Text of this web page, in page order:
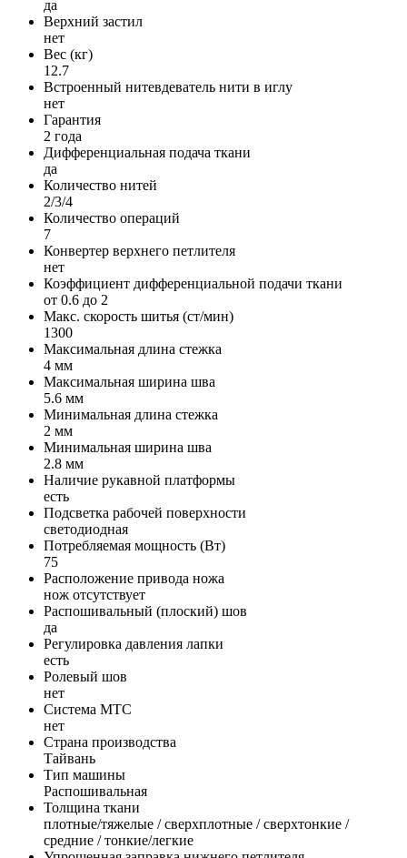
да
Верхний застил
нет
Вес (кг)
12.7
Встроенный нитевдеватель нити в иглу
нет
Гарантия
2 года
Дифференциальная подача ткани
да
Количество нитей
2/3/4
Количество операций
7
Конвертер верхнего петлителя
нет
Коэффициент дифференциальной подачи ткани
от 0.6 до 2
Макс. скорость шитья (ст/мин)
1300
Максимальная длина стежка
4 мм
Максимальная ширина шва
5.6 мм
Минимальная длина стежка
2 мм
Минимальная ширина шва
2.8 мм
Наличие рукавной платформы
есть
Подсветка рабочей поверхности
светодиодная
Потребляемая мощность (Вт)
75
Расположение привода ножа
нож отсутствует
Распошивальный (плоский) шов
да
Регулировка давления лапки
есть
Ролевый шов
нет
Система MTC
нет
Страна производства
Тайвань
Тип машины
Распошивальная
Толщина ткани
плотные/тяжелые / сверхплотные / сверхтонкие /
средние / тонкие/легкие